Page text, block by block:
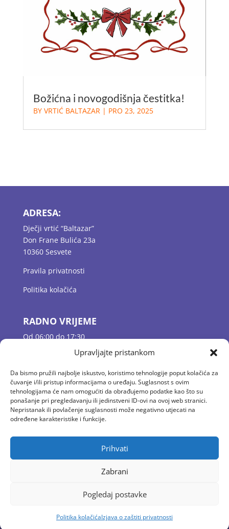
Upravljajte pristankom
Da bismo pružili najbolje iskustvo, koristimo tehnologije poput kolačića za
čuvanje i/ili pristup informacijama o uređaju. Suglasnost s ovim
tehnologijama će nam omogućiti da obrađujemo podatke kao što su
ponašanje pri pregledavanju ili jedinstveni ID-ovi na ovoj web stranici.
Nepristanak ili povlačenje suglasnosti može negativno utjecati na
određene karakteristike i funkcije.
Prihvati
Zabrani
Pogledaj postavke
Politika kolačićaIzjava o zaštiti privatnosti
Božićna i novogodišnja čestitka!
BY VRTIĆ BALTAZAR | PRO 23, 2025
ADRESA:
Dječji vrtić “Baltazar”
Don Frane Bulića 23a
10360 Sesvete
Pravila privatnosti
Politika kolačića
RADNO VRIJEME
Od 06:00 do 17:30
Jutarnje dežurstvo 06:00 – 07:30
Odgojne skupine 07:30 – 16:30
Popodnevno dežurstvo 16:30 – 17:30
KONTAKT
E-mail: vrtic.baltazar@gmail.com
Negactive